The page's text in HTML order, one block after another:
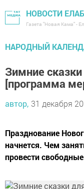
НОВОСТИ
Газета "Новая Кама" -
НАРОДНЫЙ
Зимние
[программа
автор, 31 декабря
Празднование
начнется. Чем
провести